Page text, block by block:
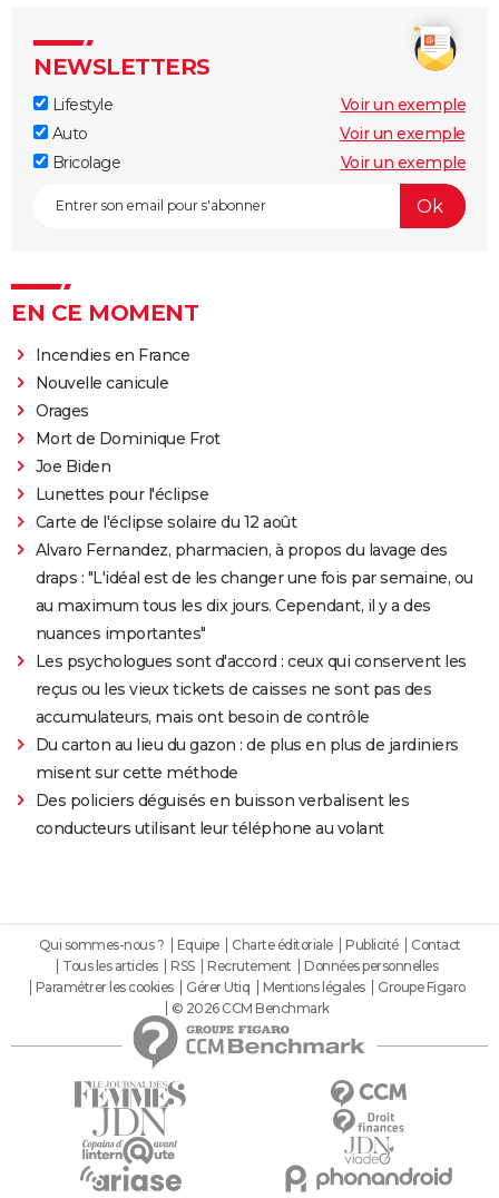
NEWSLETTERS
Lifestyle
Voir un exemple
Auto
Voir un exemple
Bricolage
Voir un exemple
EN CE MOMENT
Incendies en France
Nouvelle canicule
Orages
Mort de Dominique Frot
Joe Biden
Lunettes pour l'éclipse
Carte de l'éclipse solaire du 12 août
Alvaro Fernandez, pharmacien, à propos du lavage des
draps : "L'idéal est de les changer une fois par semaine, ou
au maximum tous les dix jours. Cependant, il y a des
nuances importantes"
Les psychologues sont d'accord : ceux qui conservent les
reçus ou les vieux tickets de caisses ne sont pas des
accumulateurs, mais ont besoin de contrôle
Du carton au lieu du gazon : de plus en plus de jardiniers
misent sur cette méthode
Des policiers déguisés en buisson verbalisent les
conducteurs utilisant leur téléphone au volant
Qui sommes-nous ? Equipe Charte éditoriale Publicité
Contact
Tous les articles
RSS Recrutement
Données personnelles
Paramétrer les cookies
Gérer Utiq Mentions légales
Groupe Figaro
© 2026 CCM Benchmark